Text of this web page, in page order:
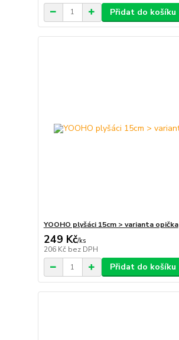
Přidat do košíku
YOOHO plyšáci 15cm > varianta opička
249 Kč/ks
206 Kč bez DPH
Přidat do košíku